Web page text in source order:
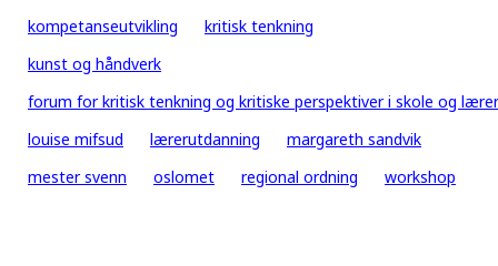
kompetanseutvikling
kritisk tenkning
kunst og håndverk
forum for kritisk tenkning og kritiske perspektiver i skole og
louise mifsud
lærerutdanning
margareth sandvik
mester svenn
oslomet regional ordning workshop